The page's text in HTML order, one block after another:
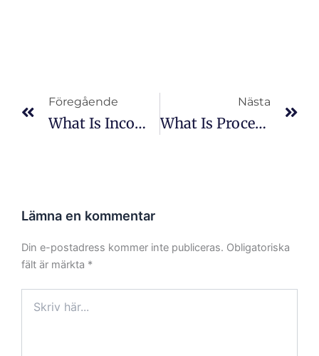
Föregående
What Is Incoming Inspection?
Nästa
What Is Process Control In PCBA?
Lämna en kommentar
Din e-postadress kommer inte publiceras. Obligatoriska
fält är märkta *
här...